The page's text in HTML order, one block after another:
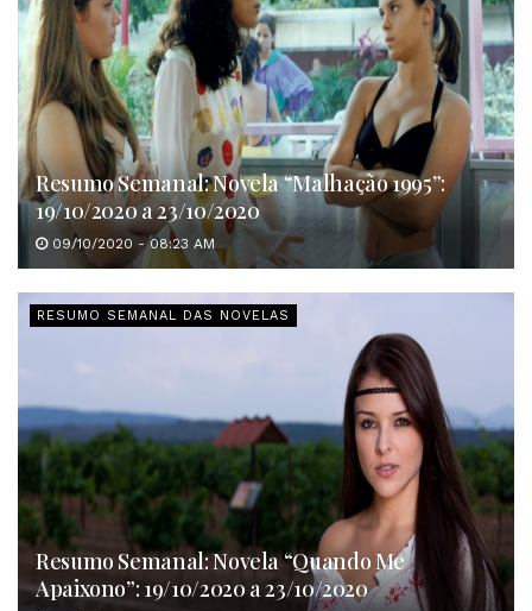
Resumo Semanal: Novela “Malhação 1995”:
19/10/2020 a 23/10/2020
09/10/2020 - 08:23 AM
RESUMO SEMANAL DAS NOVELAS
Resumo Semanal: Novela “Quando Me
Apaixono”: 19/10/2020 a 23/10/2020